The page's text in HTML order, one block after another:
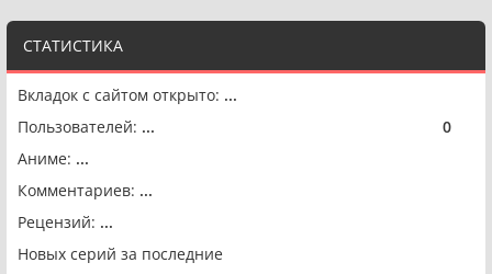
СТАТИСТИКА
Вкладок с сайтом открыто: ...
Пользователей: ... 0
Аниме: ...
Комментариев: ...
Рецензий: ...
Новых серий за последние